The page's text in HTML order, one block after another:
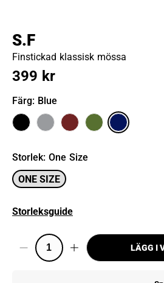
S.F
Finstickad klassisk mössa
399 kr
Färg: Blue
Storlek: One Size
ONE SIZE
Storleksguide
LÄGG I